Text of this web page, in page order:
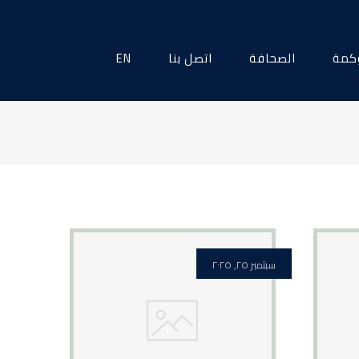
الصحافة اتصل بنا EN
سبتمبر ٢٥, ٢٠٢٥